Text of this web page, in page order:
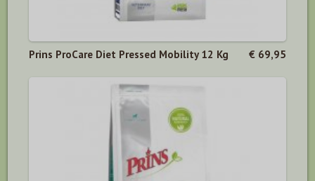
Prins ProCare Diet Pressed Mobility 12 Kg € 69,95